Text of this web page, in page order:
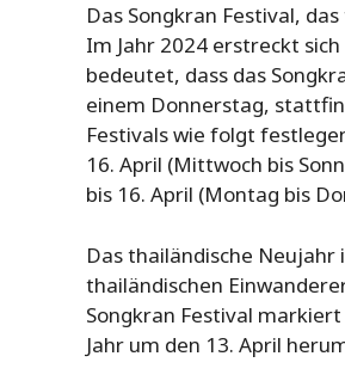
Das Songkran Festival,
Im Jahr 2024 erstreckt
bedeutet, dass das
einem Donnerstag,
Festivals wie folgt
16. April (Mittwoch bis
bis 16. April (Montag bis
Das thailändische
thailändischen
Songkran Festival
Jahr um den 13. April